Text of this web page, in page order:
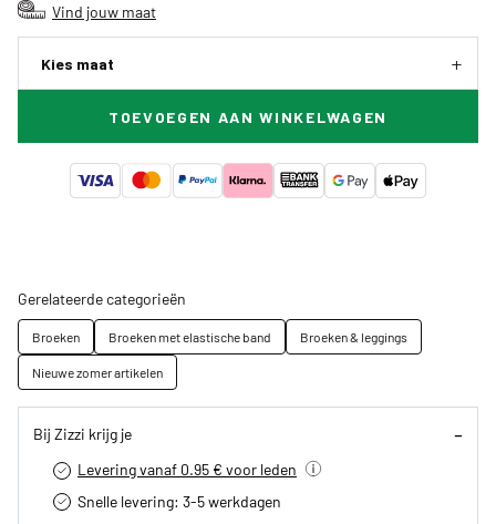
Vind jouw maat
Kies maat
TOEVOEGEN AAN WINKELWAGEN
Gerelateerde categorieën
Broeken Broeken met elastische band
Broeken & leggings
Nieuwe zomer artikelen
Bij Zizzi krijg je
Levering vanaf 0.95 € voor leden
Snelle levering: 3-5 werkdagen